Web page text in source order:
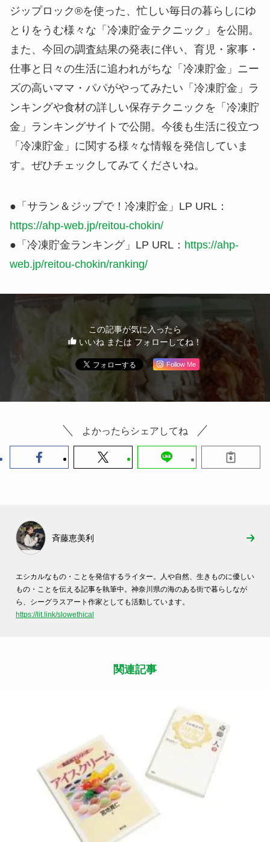
ジップロック®を使った、忙しい毎日の暮らしにゆ
とりをうむ様々な「冷凍貯金テクニック」を公開。
また、今回の調査結果の発表に伴い、育児・家事・
仕事と日々の生活に追われがちな「冷凍貯金」ニー
ズの高いママ・パパがやってみたい「冷凍貯金」ラ
ンキングや食材の詳しい保存テクニックを「冷凍貯
金」ランキングサイトで公開。今後も生活に役立つ
「冷凍貯金」に関する様々な情報を発信していま
す。ぜひチェックしてみてくださいね。
●「サラン＆ジップで！冷凍貯金」LP URL：
https://ahp-web.jp/reitou-chokin/
●「冷凍貯金ランキング」LP URL： https://ahp-
web.jp/reitou-chokin/ranking/
この記事が気に入ったら
いいね または フォローしてね！
Follow Me
よかったらシェアしてね
斉藤恵美利
エシカルなもの・ことを発信するライター。人や自然、生きものに優しい
もの・ことを伝える記事を執筆中。神奈川県の海のある街で暮らしなが
ら、シーグラスアート作家としても活動しています。
https://lit.link/slowethical
関連記事